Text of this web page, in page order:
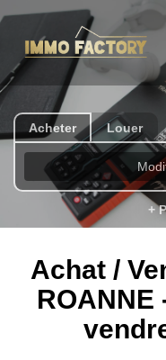
Acheter Louer
+
Achat /
ROANNE